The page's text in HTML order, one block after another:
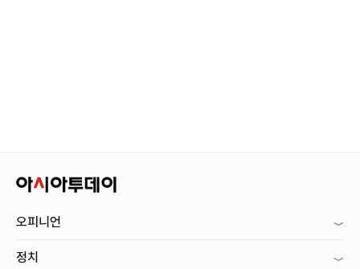
오피니언
정치